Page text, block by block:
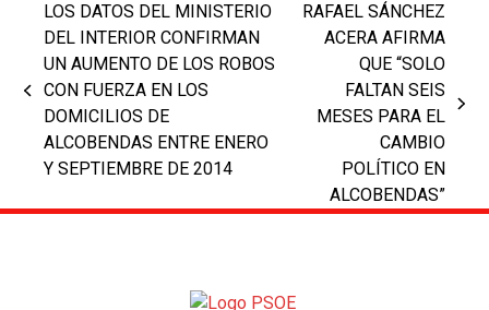
previous
post:
LOS DATOS DEL MINISTERIO
DEL INTERIOR CONFIRMAN
UN AUMENTO DE LOS ROBOS
CON FUERZA EN LOS
DOMICILIOS DE
ALCOBENDAS ENTRE ENERO
Y SEPTIEMBRE DE 2014
next
RAFAEL SÁNCHEZ
ACERA AFIRMA
QUE “SOLO
FALTAN SEIS
MESES PARA EL
CAMBIO
POLÍTICO EN
ALCOBENDAS”